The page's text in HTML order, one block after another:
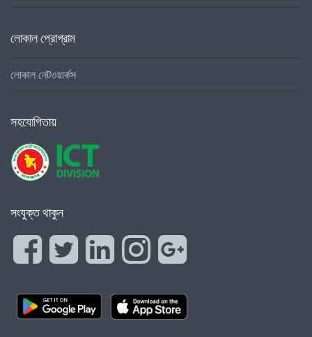
লোকাল প্রোগ্রাম
লোকাল নেটওয়ার্কস
সহযোগিতায়
সংযুক্ত থাকুন